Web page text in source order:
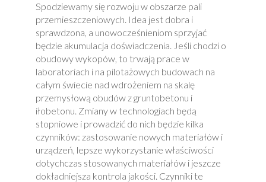
Spodziewamy się rozwoju w obszarze pali
przemieszczeniowych. Idea jest dobra i
sprawdzona, a unowocześnieniom sprzyjać
będzie akumulacja doświadczenia. Jeśli chodzi o
obudowy wykopów, to trwają prace w
laboratoriach i na pilotażowych budowach na
całym świecie nad wdrożeniem na skalę
przemysłową obudów z gruntobetonu i
iłobetonu. Zmiany w technologiach będą
stopniowe i prowadzić do nich będzie kilka
czynników: zastosowanie nowych materiałów i
urządzeń, lepsze wykorzystanie właściwości
dotychczas stosowanych materiałów i jeszcze
dokładniejsza kontrola jakości. Czynniki te